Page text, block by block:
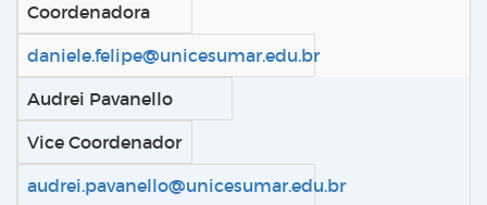
Coordenadora
daniele.felipe@unicesumar.edu.br
Audrei Pavanello
Vice Coordenador
audrei.pavanello@unicesumar.edu.br